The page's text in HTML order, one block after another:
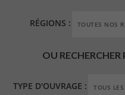
RÉGIONS :
OU
TYPE D'OUVRAGE :